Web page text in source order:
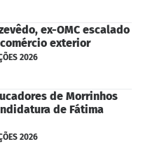
ex-OMC escalado
exterior
2026
de Morrinhos
de Fátima
2026